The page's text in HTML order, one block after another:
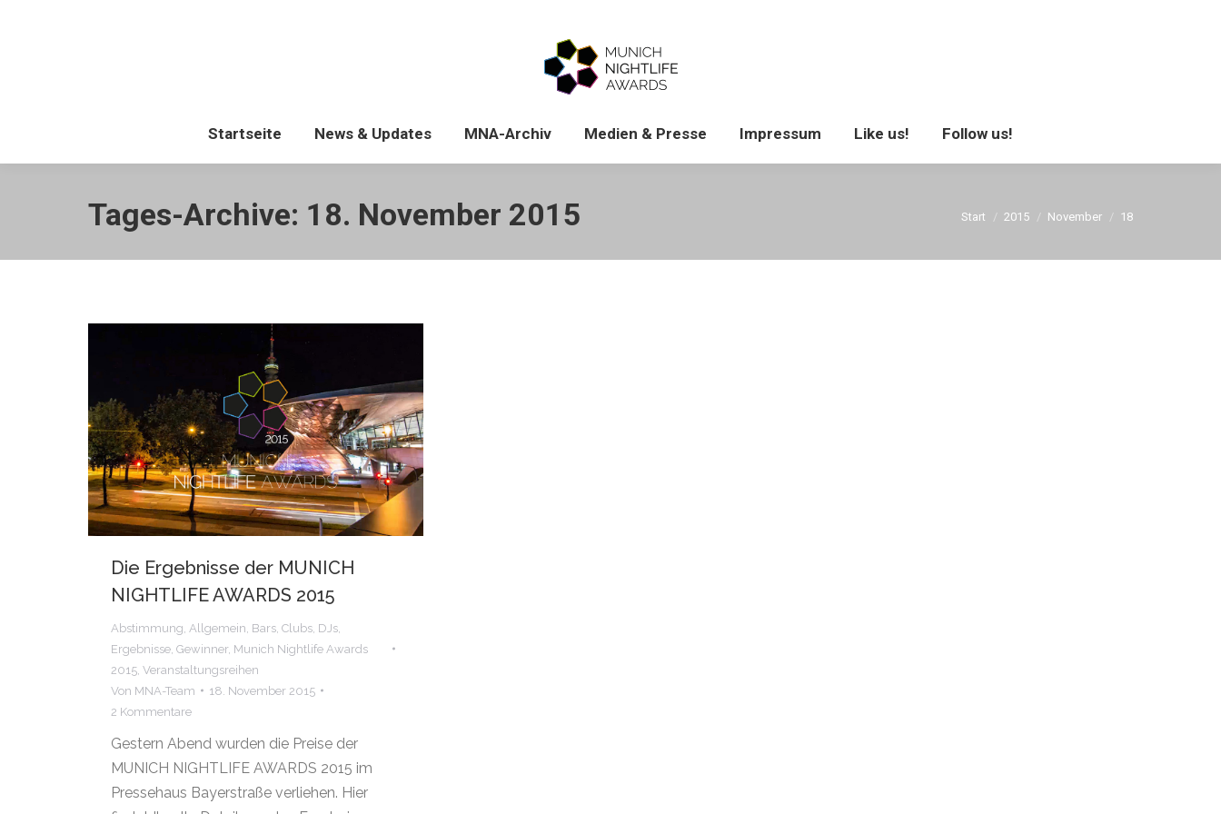
Startseite News & Updates MNA-Archiv Medien & Presse Impressum Like us! Follow us!
Tages-Archive: 18. November 2015 Sie befinden sich hier:
Start 2015 November 18
Die Ergebnisse der MUNICH
NIGHTLIFE AWARDS 2015
Abstimmung Allgemein Bars Clubs DJs
Ergebnisse Gewinner, Munich Nightlife Awards
2015 Veranstaltungsreihen
Von MNA-Team
18. November 2015
2 Kommentare
Gestern Abend wurden die Preise der
MUNICH NIGHTLIFE AWARDS 2015 im
Pressehaus Bayerstraße verliehen. Hier